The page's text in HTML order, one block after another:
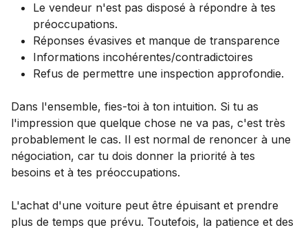
Le vendeur n'est pas disposé à répondre à tes
préoccupations.
Réponses évasives et manque de transparence
Informations incohérentes/contradictoires
Refus de permettre une inspection approfondie.
Dans l'ensemble, fies-toi à ton intuition. Si tu as
l'impression que quelque chose ne va pas, c'est très
probablement le cas. Il est normal de renoncer à une
négociation, car tu dois donner la priorité à tes
besoins et à tes préoccupations.
L'achat d'une voiture peut être épuisant et prendre
plus de temps que prévu. Toutefois, la patience et des